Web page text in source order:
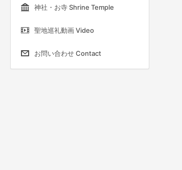
神社・お寺 Shrine Temple
聖地巡礼動画 Video
お問い合わせ Contact